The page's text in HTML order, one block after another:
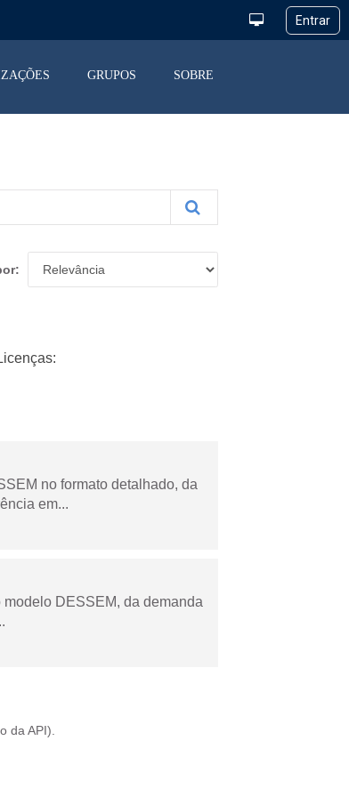
GRUPOS SOBRE
no formato detalhado, da
em...
DESSEM, da demanda
da API ).